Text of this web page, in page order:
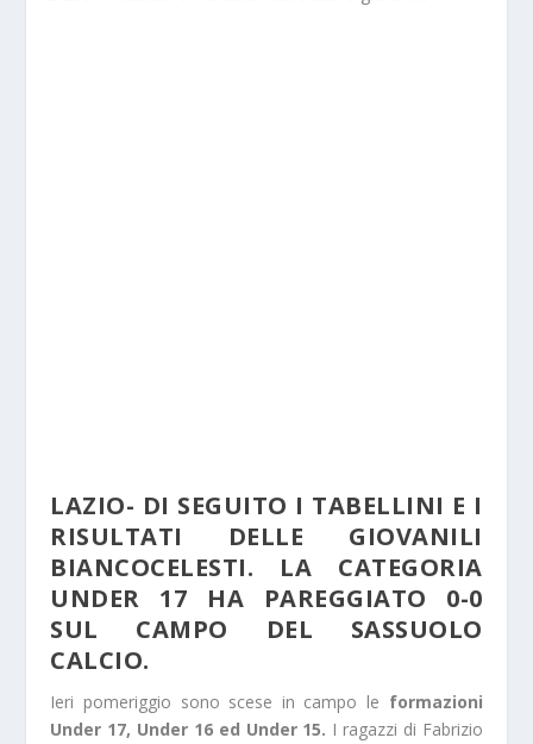
LAZIO- DI SEGUITO I TABELLINI E I
RISULTATI DELLE GIOVANILI
BIANCOCELESTI. LA CATEGORIA
UNDER 17 HA PAREGGIATO 0-0
SUL CAMPO DEL SASSUOLO
CALCIO.
Ieri pomeriggio sono scese in campo le formazioni
Under 17, Under 16 ed Under 15. I ragazzi di Fabrizio